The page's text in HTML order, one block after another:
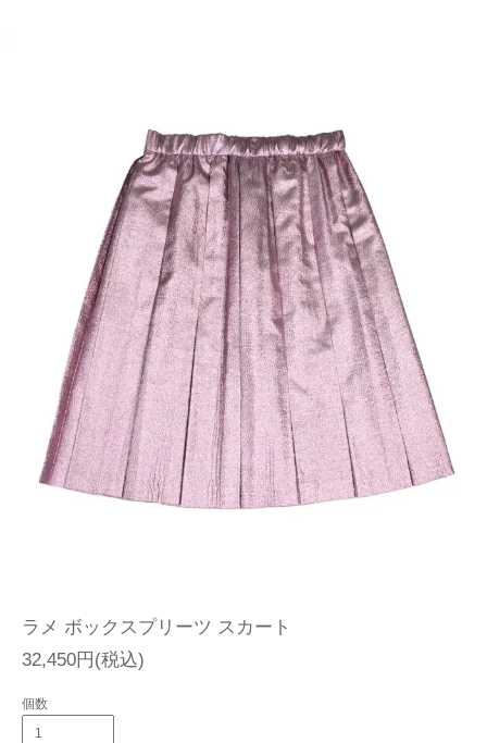
ラメ ボックスプリーツ スカート
32,450円(税込)
個数